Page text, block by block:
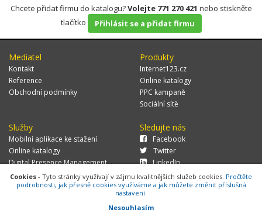
Chcete přidat firmu do katalogu?Volejte 771 270 421 nebo stiskněte
tlačítko
Přihlásit se a přidat firmu
Mediatel
Kontakt
Reference
Obchodní podmínky
Produkty
Internet123.cz
Online katalogy
PPC kampaně
Sociální sítě
Služby
Mobilní aplikace ke stažení
Online katalogy
Digital Presence Management
Více zákazníků
Sledujte nás
Facebook
Twitter
LinkedIn
© 2026 MEDIATEL CZ, s.r.o.,Za Potokem 46/4, 106 00 Praha 10, tel.:
Cookies - Tyto stránky využívají v zájmu kvalitnějších služeb cookies. Pročtěte
podrobnosti, jak přesně cookies využíváme a jak můžete změnit příslušná
nastavení.
Nesouhlasím